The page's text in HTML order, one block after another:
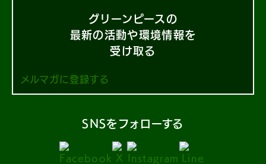
グリーンピースの
最新の活動や環境情報を
受け取る
メルマガに登録する
SNSをフォローする